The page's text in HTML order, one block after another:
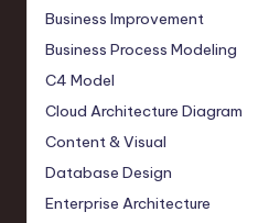
Business Improvement
Business Process Modeling
C4 Model
Cloud Architecture Diagram
Content & Visual
Database Design
Enterprise Architecture